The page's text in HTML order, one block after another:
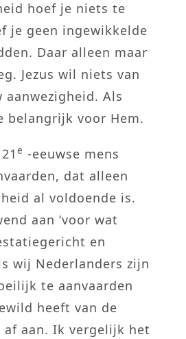
hoef je niets te
je geen ingewikkelde
Daar alleen maar
Jezus wil niets van
Als
belangrijk voor Hem.
e -eeuwse mens
dat alleen
al voldoende is.
aan ‘voor wat
en
wij Nederlanders zijn
te aanvaarden
heeft van de
af aan. Ik vergelijk het